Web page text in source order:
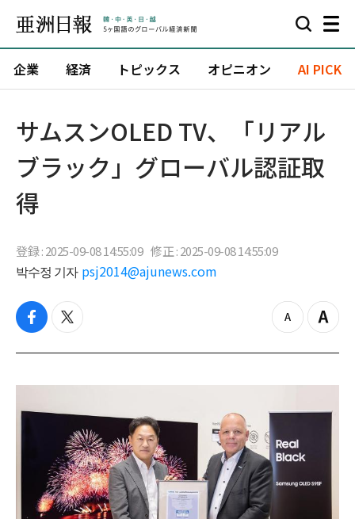
企業 経済 トピックス オピニオン AI PICK
サムスンOLED TV、「リアル
ブラック」グローバル認証取
得
登録 : 2025-09-08 14:55:09 修正 : 2025-09-08 14:55:09
박수정 기자 psj2014@ajunews.com
f
c
b
o
t
i
t
r
z
o
o
t
Z
o
i